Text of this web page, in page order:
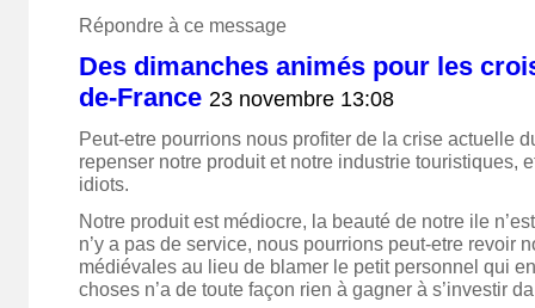
Répondre à ce message
Des dimanches animés pour les
de-France 23 novembre 13:08
Peut-etre pourrions nous profiter de la crise actuelle
repenser notre produit et notre industrie touristiques,
idiots.
Notre produit est médiocre, la beauté de notre ile
n’y a pas de service, nous pourrions peut-etre revoir
médiévales au lieu de blamer le petit personnel qui
choses n’a de toute façon rien à gagner à s’investir